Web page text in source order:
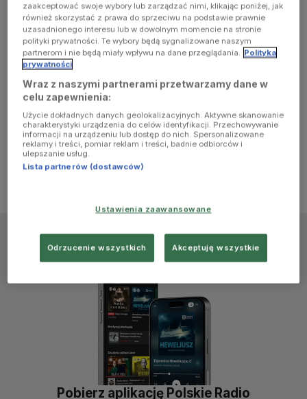
(see the
browser
console for
more
information)
Pobierz aplikację Polskie Radio
zaakceptować swoje wybory lub zarządzać nimi, klikając poniżej, jak
również skorzystać z prawa do sprzeciwu na podstawie prawnie
uzasadnionego interesu lub w dowolnym momencie na stronie
polityki prywatności. Te wybory będą sygnalizowane naszym
partnerom i nie będą miały wpływu na dane przeglądania. Polityka
prywatności
Wraz z naszymi partnerami przetwarzamy dane w
celu zapewnienia:
Użycie dokładnych danych geolokalizacyjnych. Aktywne skanowanie
charakterystyki urządzenia do celów identyfikacji. Przechowywanie
informacji na urządzeniu lub dostęp do nich. Spersonalizowane
reklamy i treści, pomiar reklam i treści, badnie odbiorców i
ulepszanie usług.
Lista partnerów (dostawców)
Ustawienia zaawansowane
Odrzucenie wszystkich Akceptuję wszystkie